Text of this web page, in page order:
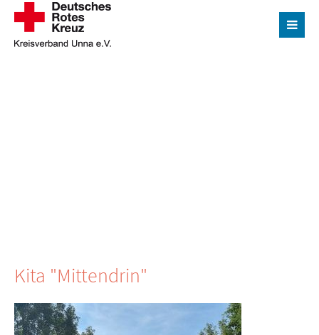
Der Eintrag "offcanvas-col1" existiert leider nicht.
Kita "Mittendrin"